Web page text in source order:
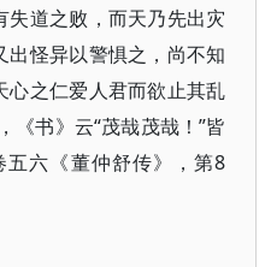
失道之败，而天乃先出灾
怪异以警惧之，尚不知
心之仁爱人君而欲止其乱
《书》云“茂哉茂哉！”皆
六《董仲舒传》，第8